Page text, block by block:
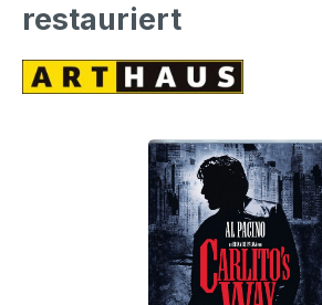
restauriert
Bildergalerie überspringen